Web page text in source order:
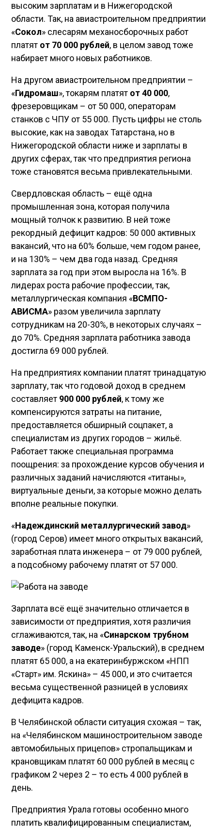
высоким зарплатам и в Нижегородской
области. Так, на авиастроительном предприятии
«Сокол» слесарям механосборочных работ
платят от 70 000 рублей, в целом завод тоже
набирает много новых работников.
На другом авиастроительном предприятии –
«Гидромаш», токарям платят от 40 000,
фрезеровщикам – от 50 000, операторам
станков с ЧПУ от 55 000. Пусть цифры не столь
высокие, как на заводах Татарстана, но в
Нижегородской области ниже и зарплаты в
других сферах, так что предприятия региона
тоже становятся весьма привлекательными.
Свердловская область – ещё одна
промышленная зона, которая получила
мощный толчок к развитию. В ней тоже
рекордный дефицит кадров: 50 000 активных
вакансий, что на 60% больше, чем годом ранее,
и на 130% – чем два года назад. Средняя
зарплата за год при этом выросла на 16%. В
лидерах роста рабочие профессии, так,
металлургическая компания «ВСМПО-
АВИСМА» разом увеличила зарплату
сотрудникам на 20-30%, в некоторых случаях –
до 70%. Средняя зарплата работника завода
достигла 69 000 рублей.
На предприятиях компании платят тринадцатую
зарплату, так что годовой доход в среднем
составляет 900 000 рублей, к тому же
компенсируются затраты на питание,
предоставляется обширный соцпакет, а
специалистам из других городов – жильё.
Работает также специальная программа
поощрения: за прохождение курсов обучения и
различных заданий начисляются «титаны»,
виртуальные деньги, за которые можно делать
вполне реальные покупки.
«Надеждинский металлургический завод»
(город Серов) имеет много открытых вакансий,
заработная плата инженера – от 79 000 рублей,
а подсобному рабочему платят от 57 000.
Зарплата всё ещё значительно отличается в
зависимости от предприятия, хотя различия
сглаживаются, так, на «Синарском трубном
заводе» (город Каменск-Уральский), в среднем
платят 65 000, а на екатеринбуржском «НПП
«Старт» им. Яскина» – 45 000, и это считается
весьма существенной разницей в условиях
дефицита кадров.
В Челябинской области ситуация схожая – так,
на «Челябинском машиностроительном заводе
автомобильных прицепов» стропальщикам и
крановщикам платят 60 000 рублей в месяц с
графиком 2 через 2 – то есть 4 000 рублей в
день.
Предприятия Урала готовы особенно много
платить квалифицированным специалистам,